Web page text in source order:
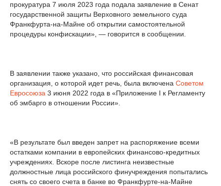
прокуратура 7 июля 2023 года подала заявление в Сенат
государственной защиты Верховного земельного суда
Франкфурта-на-Майне об открытии самостоятельной
процедуры конфискации», — говорится в сообщении.
В заявлении также указано, что российская финансовая
организация, о которой идет речь, была включена Советом
Евросоюза 3 июня 2022 года в «Приложение I к Регламенту
об эмбарго в отношении России».
«В результате был введен запрет на распоряжение всеми
остатками компании в европейских финансово-кредитных
учреждениях. Вскоре после листинга неизвестные
должностные лица российского финучреждения попытались
снять со своего счета в банке во Франкфурте-на-Майне